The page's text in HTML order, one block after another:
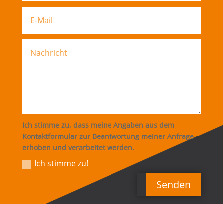
Ich stimme zu, dass meine Angaben aus dem
Kontaktformular zur Beantwortung meiner Anfrage
erhoben und verarbeitet werden.
Ich stimme zu!
Senden